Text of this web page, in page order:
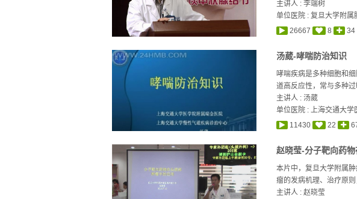
主讲人 : 李端树
单位医院 : 复旦大学附属
26667
8 34
汤葳-哮喘防治知识
哮喘疾病是多种细胞和
道高反应性，常与多种
主讲人 : 汤葳
单位医院 : 上海交通大学
11430
22
赵晓莹-分子靶向药物
本片中，复旦大学附属
瘤的发病机理、治疗原
主讲人 : 赵晓莹